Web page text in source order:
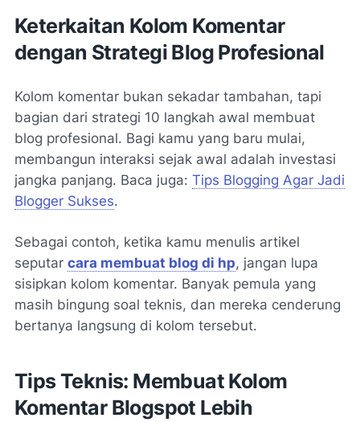
Keterkaitan Kolom Komentar
dengan Strategi Blog Profesional
Kolom komentar bukan sekadar tambahan, tapi
bagian dari strategi 10 langkah awal membuat
blog profesional. Bagi kamu yang baru mulai,
membangun interaksi sejak awal adalah investasi
jangka panjang. Baca juga: Tips Blogging Agar Jadi
Blogger Sukses.
Sebagai contoh, ketika kamu menulis artikel
seputar cara membuat blog di hp, jangan lupa
sisipkan kolom komentar. Banyak pemula yang
masih bingung soal teknis, dan mereka cenderung
bertanya langsung di kolom tersebut.
Tips Teknis: Membuat Kolom
Komentar Blogspot Lebih